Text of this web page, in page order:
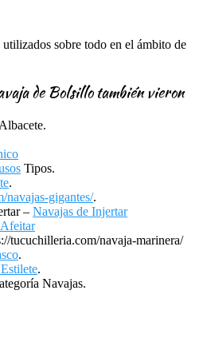
sobre todo en el ámbito de
de Bolsillo también vieron
Tipos.
.
navajas-gigantes/.
– Navajas de Injertar
tucuchilleria.com/navaja-marinera/
.
.
Navajas.